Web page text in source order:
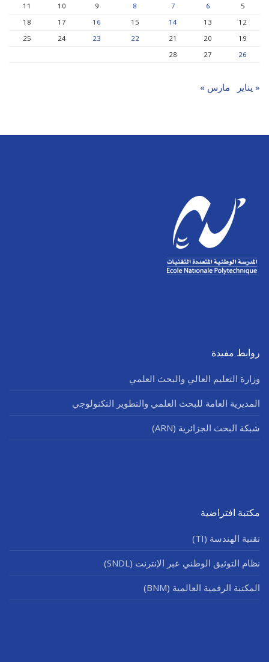
5
6
7
8
9
10
11
12
13
14
15
16
17
18
19
20
21
22
23
24
25
26
27
28
« يناير مارس »
روابط مفيدة
وزارة التعليم العالي والبحث العلمي
المديرية العامة للبحث العلمي والتطوير التكنولوجي
شبكة البحث الجزائرية (ARN)
مكتبة افتراضية
تقنية الهندسة (TI)
نظام التوثيق الوطني عبر الإنترنت (SNDL)
المكتبة الرقمية العالمية (BNM)